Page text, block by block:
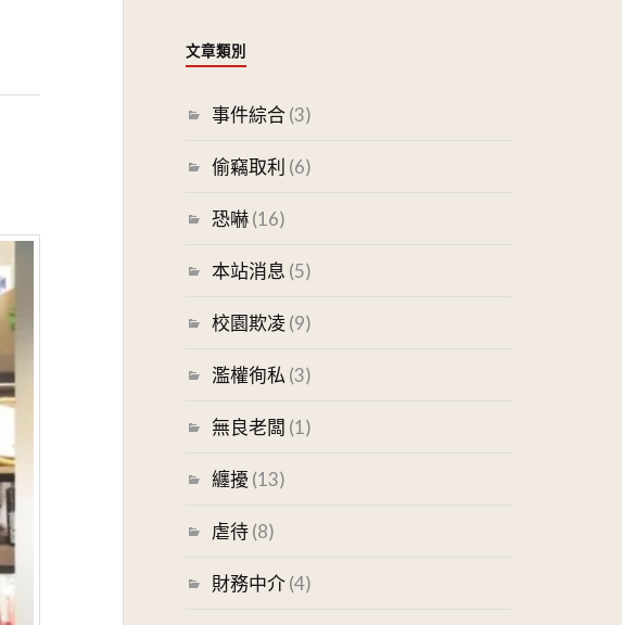
文章類別
事件綜合(3)
偷竊取利 (6)
恐嚇(16)
本站消息 (5)
校園欺凌(9)
濫權徇私 (3)
無良老闆 (1)
纏擾 (13)
虐待(8)
財務中介(4)